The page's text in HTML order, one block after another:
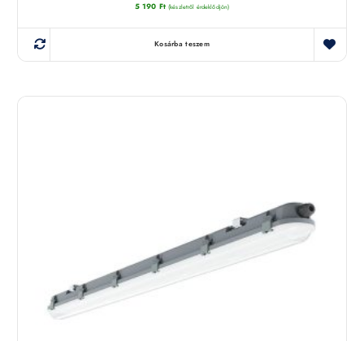
5 190 Ft (készletről érdeklődjön)
Kosárba teszem